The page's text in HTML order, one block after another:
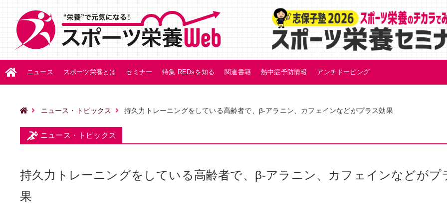
ニュース スポーツ栄養とは セミナー 特集 REDsを知る 関連書籍 熱中症予防情報 アンチドーピング
ニュース・トピックス 持久力トレーニングをしている高齢者で、β-アラニン、カフェインなどがプラス効果
ニュース・トピックス
持久力トレーニングをしている高齢者で、β-アラニン、カフェインなどがプ
果